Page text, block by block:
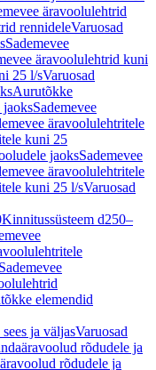
äravoolulehtrid
rennideleVaruosad
Sademevee
äravoolulehtrid kuni
25 l/sVaruosad
Aurutõkke
jaoksSademevee
äravoolulehtritele
kuni 25
jaoksSademevee
äravoolulehtritele
kuni 25 l/sVaruosad
Kinnitussüsteem d250–
Sademevee
elemendid
ja väljasVaruosad
rõdudele ja
rõdudele ja